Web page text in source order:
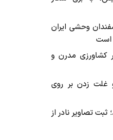
وحشی ایران
است
کشاورزی مدرن و
غلت زدن بر روی
تصاویر نادر از